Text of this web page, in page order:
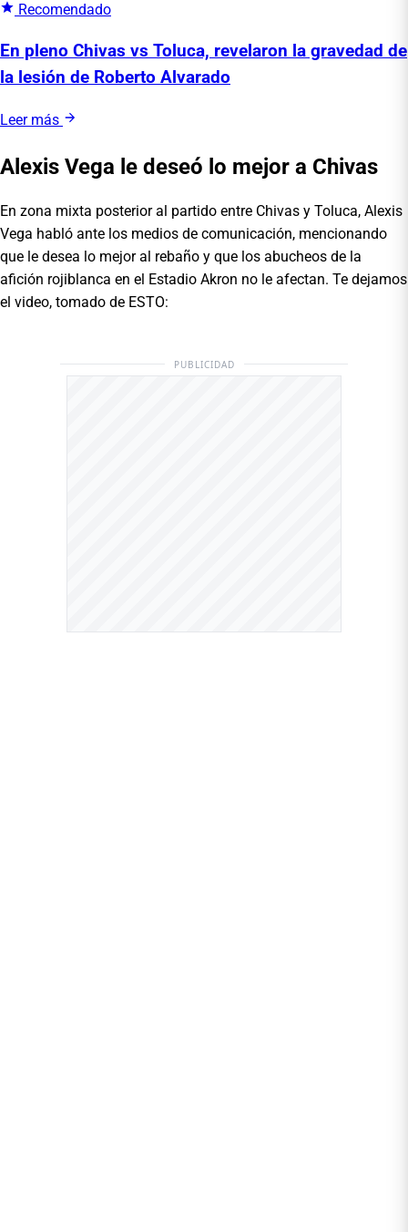
Recomendado
En pleno Chivas vs Toluca, revelaron la gravedad de
la lesión de Roberto Alvarado
Leer más
Alexis Vega le deseó lo mejor a Chivas
En zona mixta posterior al partido entre Chivas y Toluca, Alexis
Vega habló ante los medios de comunicación, mencionando
que le desea lo mejor al rebaño y que los abucheos de la
afición rojiblanca en el Estadio Akron no le afectan. Te dejamos
el video, tomado de ESTO:
PUBLICIDAD